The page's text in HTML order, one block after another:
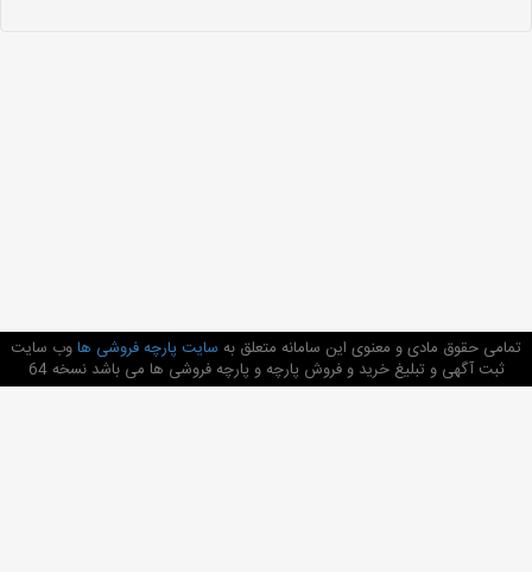
تمامی حقوق مادی و معنوی این سامانه متعلق به سایت پارچه فروشی هاوب سایت
ثبت آگهی و تبلیغ خرید و فروش پارچه و پارچه فروشی ها می باشد نسخه 64